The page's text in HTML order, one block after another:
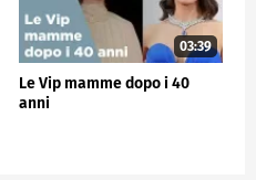
03:39
Le Vip mamme dopo i 40
anni